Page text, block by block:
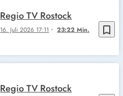
bookmark_border
16. Juli 2026 17:11 23:22 Min.
Regio TV Rostock
Regio TV Rostock